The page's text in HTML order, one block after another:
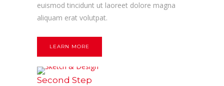
euismod tincidunt ut laoreet dolore magna
aliquam erat volutpat.
LEARN MORE
Second Step